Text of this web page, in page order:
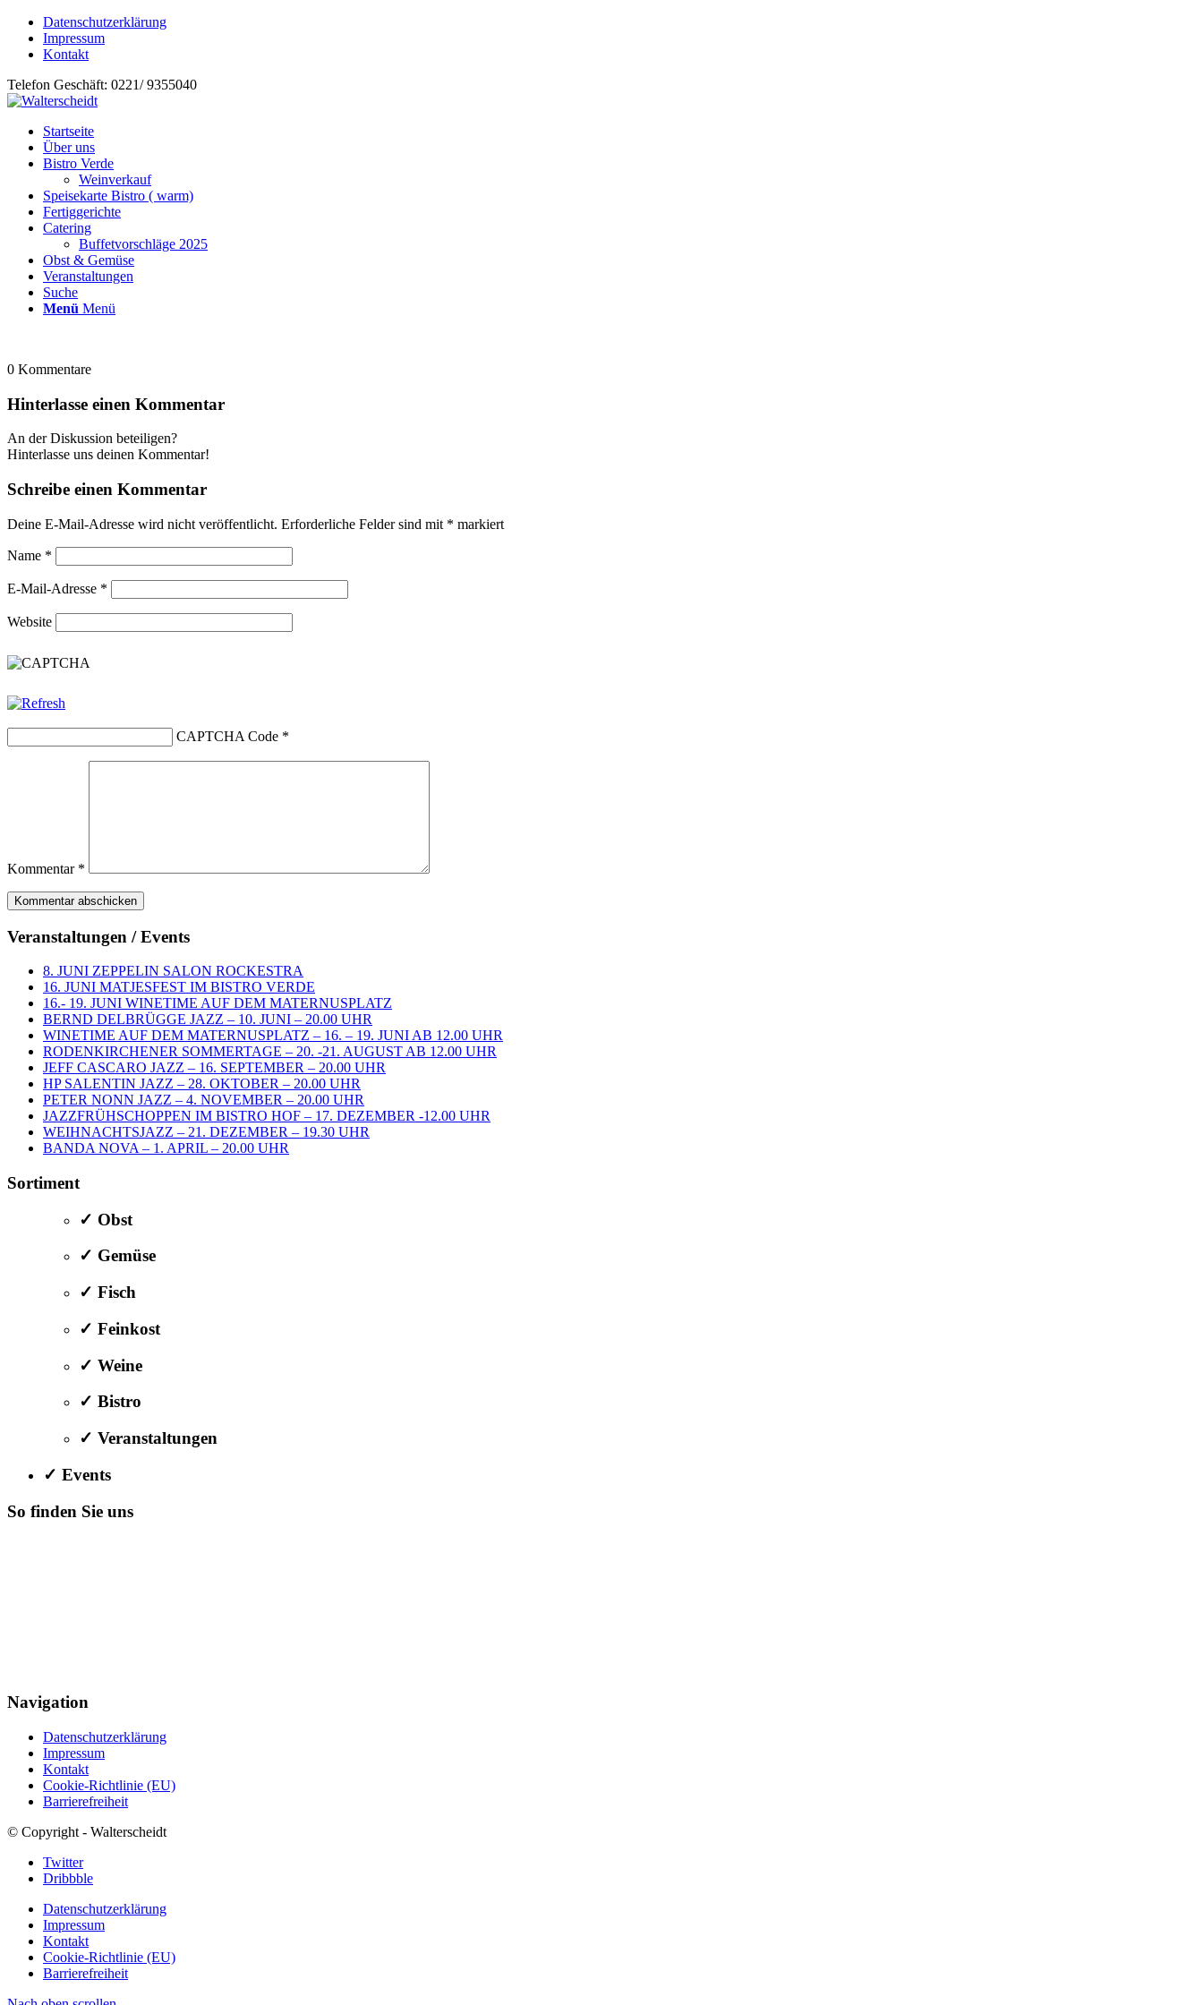
Datenschutzerklärung
Impressum
Kontakt
Telefon Geschäft: 0221/ 9355040
Startseite
Über uns
Bistro Verde
Weinverkauf
Speisekarte Bistro ( warm)
Fertiggerichte
Catering
Buffetvorschläge 2025
Obst & Gemüse
Veranstaltungen
Suche
Menü Menü
0 Kommentare
Hinterlasse einen Kommentar
An der Diskussion beteiligen?
Hinterlasse uns deinen Kommentar!
Schreibe einen Kommentar
Deine E-Mail-Adresse wird nicht veröffentlicht. Erforderliche Felder sind mit * markiert
Name *
E-Mail-Adresse *
Website
CAPTCHA Code *
Kommentar *
Veranstaltungen / Events
8. JUNI ZEPPELIN SALON ROCKESTRA
16. JUNI MATJESFEST IM BISTRO VERDE
16.- 19. JUNI WINETIME AUF DEM MATERNUSPLATZ
BERND DELBRÜGGE JAZZ – 10. JUNI – 20.00 UHR
WINETIME AUF DEM MATERNUSPLATZ – 16. – 19. JUNI AB 12.00 UHR
RODENKIRCHENER SOMMERTAGE – 20. -21. AUGUST AB 12.00 UHR
JEFF CASCARO JAZZ – 16. SEPTEMBER – 20.00 UHR
HP SALENTIN JAZZ – 28. OKTOBER – 20.00 UHR
PETER NONN JAZZ – 4. NOVEMBER – 20.00 UHR
JAZZFRÜHSCHOPPEN IM BISTRO HOF – 17. DEZEMBER -12.00 UHR
WEIHNACHTSJAZZ – 21. DEZEMBER – 19.30 UHR
BANDA NOVA – 1. APRIL – 20.00 UHR
Sortiment
✓ Obst
✓ Gemüse
✓ Fisch
✓ Feinkost
✓ Weine
✓ Bistro
✓ Veranstaltungen
✓ Events
So finden Sie uns
Navigation
Datenschutzerklärung
Impressum
Kontakt
Cookie-Richtlinie (EU)
Barrierefreiheit
© Copyright - Walterscheidt
Twitter
Dribbble
Datenschutzerklärung
Impressum
Kontakt
Cookie-Richtlinie (EU)
Barrierefreiheit